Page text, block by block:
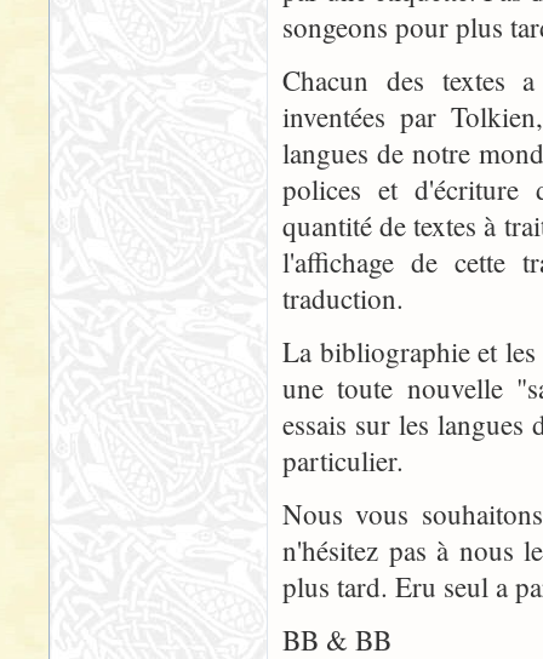
songeons pour plus
Chacun des textes
inventées par
langues de notre
polices et d'écriture
quantité de textes à
l'affichage de cette
traduction.
La bibliographie et les
une toute nouvelle
essais sur les
particulier.
Nous vous
n'hésitez pas à nous
plus tard. Eru seul a
BB & BB